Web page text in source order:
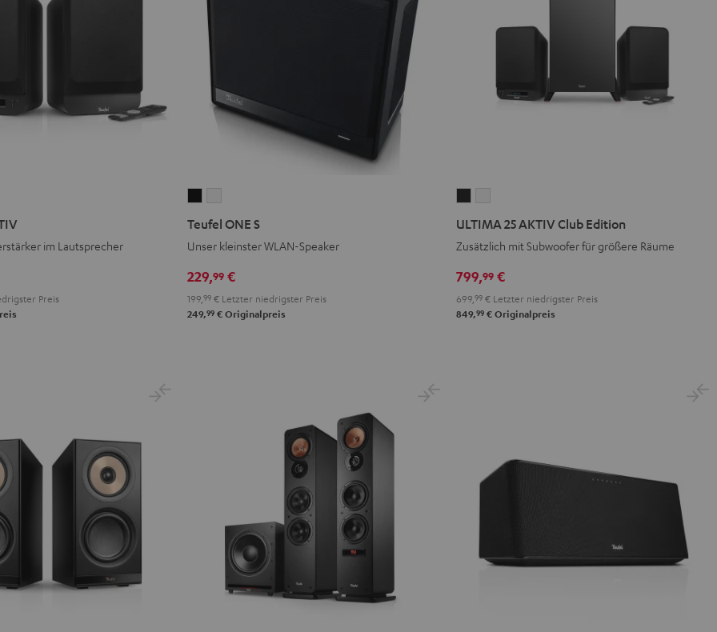
im Lautsprecher
Preis
ONE
Schwarz
ONE
Weiß
Teufel ONE S
Unser kleinster WLAN-Speaker
229,99 €
199,99 € Letzter niedrigster Preis
249,99 € Originalpreis
Club
Edition
Night
Black
Club
Edition
Pure
White
ULTIMA 25 AKTIV Club Edition
Zusätzlich mit Subwoofer für größere Räume
799,99 €
699,99 € Letzter niedrigster Preis
849,99 € Originalpreis